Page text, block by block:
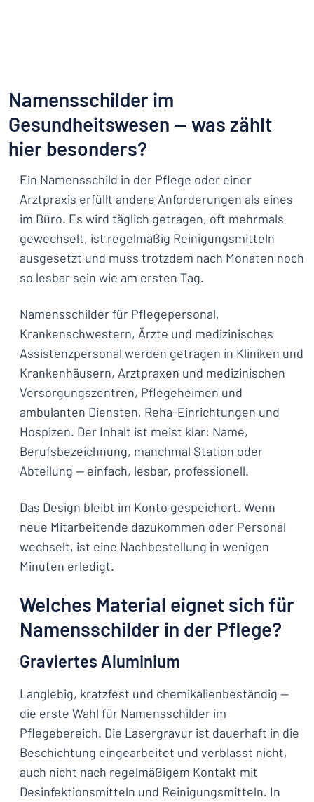
Namensschilder im
Gesundheitswesen — was zählt
hier besonders?
Ein Namensschild in der Pflege oder einer
Arztpraxis erfüllt andere Anforderungen als eines
im Büro. Es wird täglich getragen, oft mehrmals
gewechselt, ist regelmäßig Reinigungsmitteln
ausgesetzt und muss trotzdem nach Monaten noch
so lesbar sein wie am ersten Tag.
Namensschilder für Pflegepersonal,
Krankenschwestern, Ärzte und medizinisches
Assistenzpersonal werden getragen in Kliniken und
Krankenhäusern, Arztpraxen und medizinischen
Versorgungszentren, Pflegeheimen und
ambulanten Diensten, Reha-Einrichtungen und
Hospizen. Der Inhalt ist meist klar: Name,
Berufsbezeichnung, manchmal Station oder
Abteilung — einfach, lesbar, professionell.
Das Design bleibt im Konto gespeichert. Wenn
neue Mitarbeitende dazukommen oder Personal
wechselt, ist eine Nachbestellung in wenigen
Minuten erledigt.
Welches Material eignet sich für
Namensschilder in der Pflege?
Graviertes Aluminium
Langlebig, kratzfest und chemikalienbeständig —
die erste Wahl für Namensschilder im
Pflegebereich. Die Lasergravur ist dauerhaft in die
Beschichtung eingearbeitet und verblasst nicht,
auch nicht nach regelmäßigem Kontakt mit
Desinfektionsmitteln und Reinigungsmitteln. In